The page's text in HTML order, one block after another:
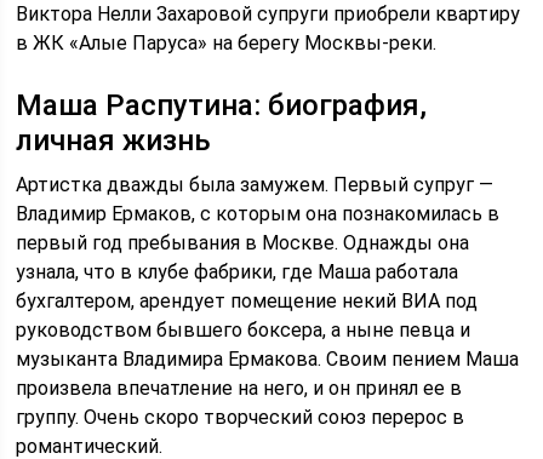
Виктора Нелли Захаровой супруги приобрели квартиру
в ЖК «Алые Паруса» на берегу Москвы-реки.
Маша Распутина: биография,
личная жизнь
Артистка дважды была замужем. Первый супруг —
Владимир Ермаков, с которым она познакомилась в
первый год пребывания в Москве. Однажды она
узнала, что в клубе фабрики, где Маша работала
бухгалтером, арендует помещение некий ВИА под
руководством бывшего боксера, а ныне певца и
музыканта Владимира Ермакова. Своим пением Маша
произвела впечатление на него, и он принял ее в
группу. Очень скоро творческий союз перерос в
романтический.